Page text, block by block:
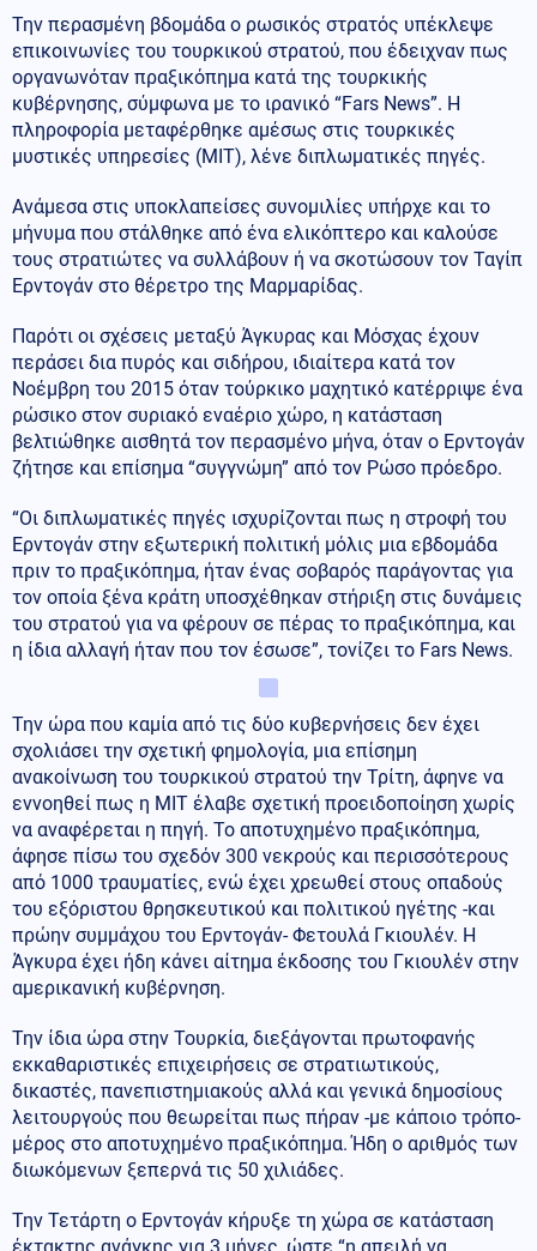
Την περασμένη βδομάδα ο ρωσικός στρατός υπέκλεψε
επικοινωνίες του τουρκικού στρατού, που έδειχναν πως
οργανωνόταν πραξικόπημα κατά της τουρκικής
κυβέρνησης, σύμφωνα με το ιρανικό “Fars News”. Η
πληροφορία μεταφέρθηκε αμέσως στις τουρκικές
μυστικές υπηρεσίες (MIT), λένε διπλωματικές πηγές.
Ανάμεσα στις υποκλαπείσες συνομιλίες υπήρχε και το
μήνυμα που στάλθηκε από ένα ελικόπτερο και καλούσε
τους στρατιώτες να συλλάβουν ή να σκοτώσουν τον Ταγίπ
Ερντογάν στο θέρετρο της Μαρμαρίδας.
Παρότι οι σχέσεις μεταξύ Άγκυρας και Μόσχας έχουν
περάσει δια πυρός και σιδήρου, ιδιαίτερα κατά τον
Νοέμβρη του 2015 όταν τούρκικο μαχητικό κατέρριψε ένα
ρώσικο στον συριακό εναέριο χώρο, η κατάσταση
βελτιώθηκε αισθητά τον περασμένο μήνα, όταν ο Ερντογάν
ζήτησε και επίσημα “συγγνώμη” από τον Ρώσο πρόεδρο.
“Οι διπλωματικές πηγές ισχυρίζονται πως η στροφή του
Ερντογάν στην εξωτερική πολιτική μόλις μια εβδομάδα
πριν το πραξικόπημα, ήταν ένας σοβαρός παράγοντας για
τον οποία ξένα κράτη υποσχέθηκαν στήριξη στις δυνάμεις
του στρατού για να φέρουν σε πέρας το πραξικόπημα, και
η ίδια αλλαγή ήταν που τον έσωσε”, τονίζει το Fars News.
Την ώρα που καμία από τις δύο κυβερνήσεις δεν έχει
σχολιάσει την σχετική φημολογία, μια επίσημη
ανακοίνωση του τουρκικού στρατού την Τρίτη, άφηνε να
εννοηθεί πως η ΜΙΤ έλαβε σχετική προειδοποίηση χωρίς
να αναφέρεται η πηγή. Το αποτυχημένο πραξικόπημα,
άφησε πίσω του σχεδόν 300 νεκρούς και περισσότερους
από 1000 τραυματίες, ενώ έχει χρεωθεί στους οπαδούς
του εξόριστου θρησκευτικού και πολιτικού ηγέτης -και
πρώην συμμάχου του Ερντογάν- Φετουλά Γκιουλέν. Η
Άγκυρα έχει ήδη κάνει αίτημα έκδοσης του Γκιουλέν στην
αμερικανική κυβέρνηση.
Την ίδια ώρα στην Τουρκία, διεξάγονται πρωτοφανής
εκκαθαριστικές επιχειρήσεις σε στρατιωτικούς,
δικαστές, πανεπιστημιακούς αλλά και γενικά δημοσίους
λειτουργούς που θεωρείται πως πήραν -με κάποιο τρόπο-
μέρος στο αποτυχημένο πραξικόπημα. Ήδη ο αριθμός των
διωκόμενων ξεπερνά τις 50 χιλιάδες.
Την Τετάρτη ο Ερντογάν κήρυξε τη χώρα σε κατάσταση